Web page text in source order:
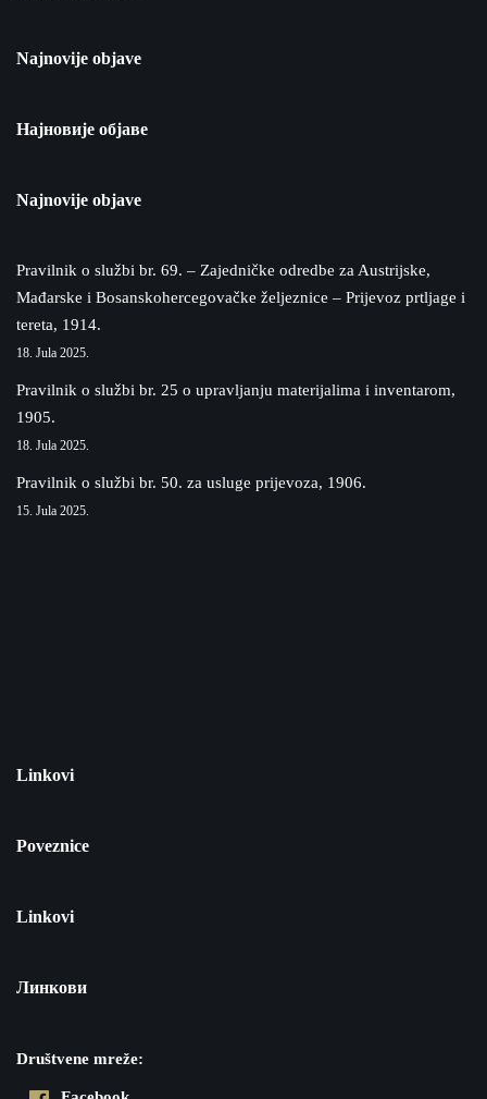
Najnovije objave
Најновије објаве
Najnovije objave
Pravilnik o službi br. 69. – Zajedničke odredbe za Austrijske,
Mađarske i Bosanskohercegovačke željeznice – Prijevoz prtljage i
tereta, 1914.
18. Jula 2025.
Pravilnik o službi br. 25 o upravljanju materijalima i inventarom,
1905.
18. Jula 2025.
Pravilnik o službi br. 50. za usluge prijevoza, 1906.
15. Jula 2025.
Linkovi
Poveznice
Linkovi
Линкови
Društvene mreže: